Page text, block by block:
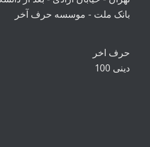
بانک ملت - موسسه حرف آخر
حرف اخر
دینی 100